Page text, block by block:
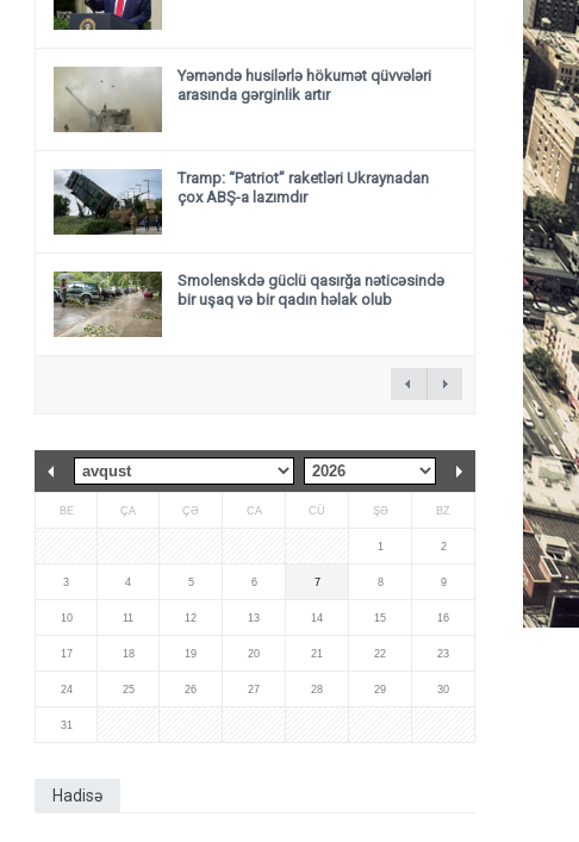
Yəməndə husilərlə hökumət qüvvələri
arasında gərginlik artır
Tramp: “Patriot” raketləri Ukraynadan
çox ABŞ-a lazımdır
Smolenskdə güclü qasırğa nəticəsində
bir uşaq və bir qadın həlak olub
BE ÇA ÇƏ CA CÜ ŞƏ BZ
1 2
3 4 5 6 7 8 9
10 11 12 13 14 15 16
17 18 19 20 21 22 23
24 25 26 27 28 29 30
31
Hadisə